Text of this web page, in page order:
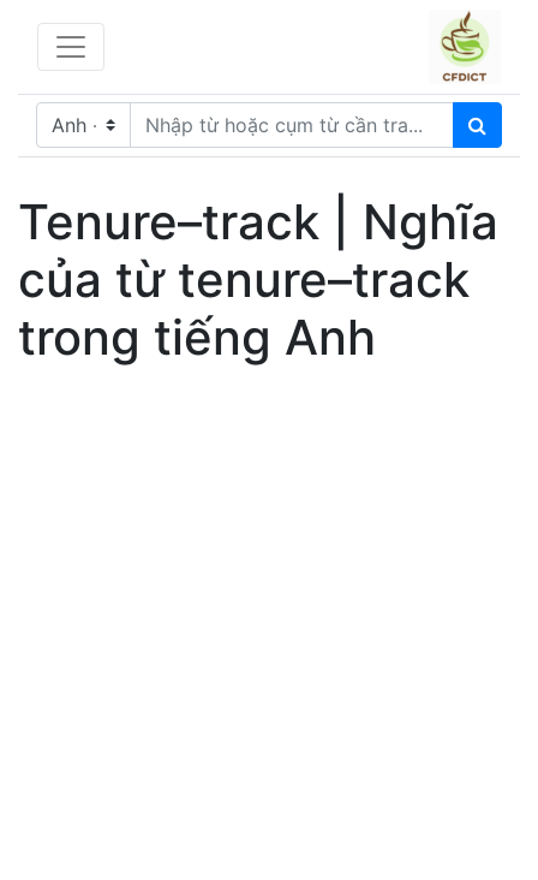
Tenure–track | Nghĩa
của từ tenure–track
trong tiếng Anh